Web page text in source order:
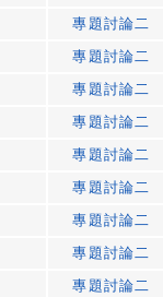
專題討論二
專題討論二
專題討論二
專題討論二
專題討論二
專題討論二
專題討論二
專題討論二
專題討論二